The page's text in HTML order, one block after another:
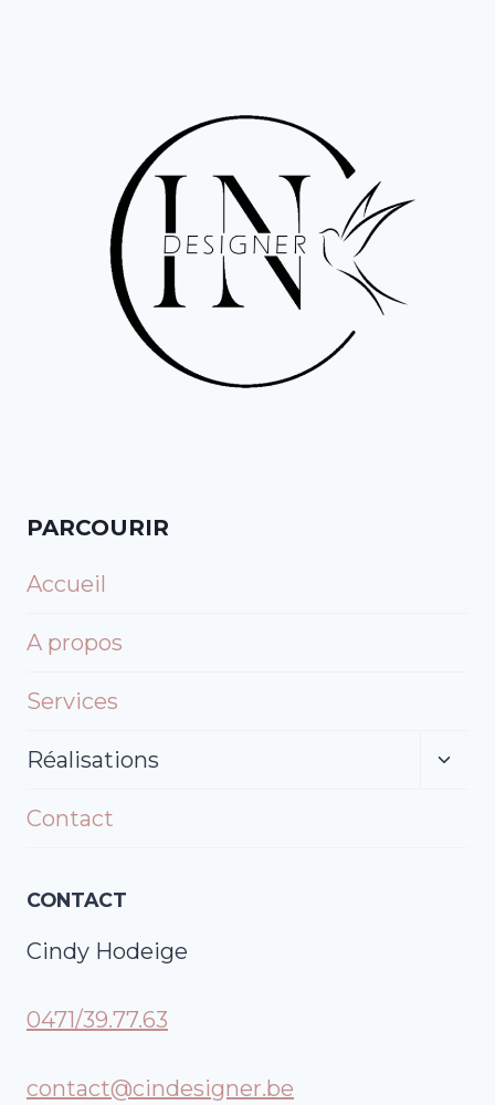
PARCOURIR
Accueil
A propos
Services
Réalisations
Contact
CONTACT
Cindy Hodeige
0471/39.77.63
contact@cindesigner.be